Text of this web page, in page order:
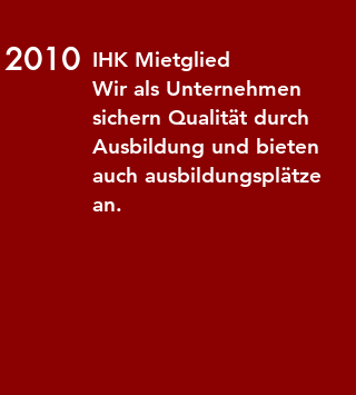
2010 IHK Mietglied
Wir als Unternehmen
sichern Qualität durch
Ausbildung und bieten
auch ausbildungsplätze
an.